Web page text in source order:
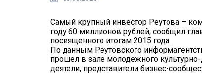
Самый крупный инвестор Реутова –
году 60 миллионов рублей, сообщил
посвященного итогам 2015 года.
По данным Реутовского
прошел в зале молодежного
деятели, представители бизнес-